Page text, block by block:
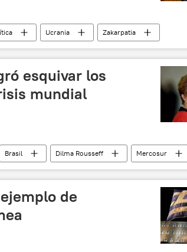
Ucrania
Zakarpatia
despidos noticias
esquivar los
mundial
Brasil Dilma Rousseff
Mercosur
de